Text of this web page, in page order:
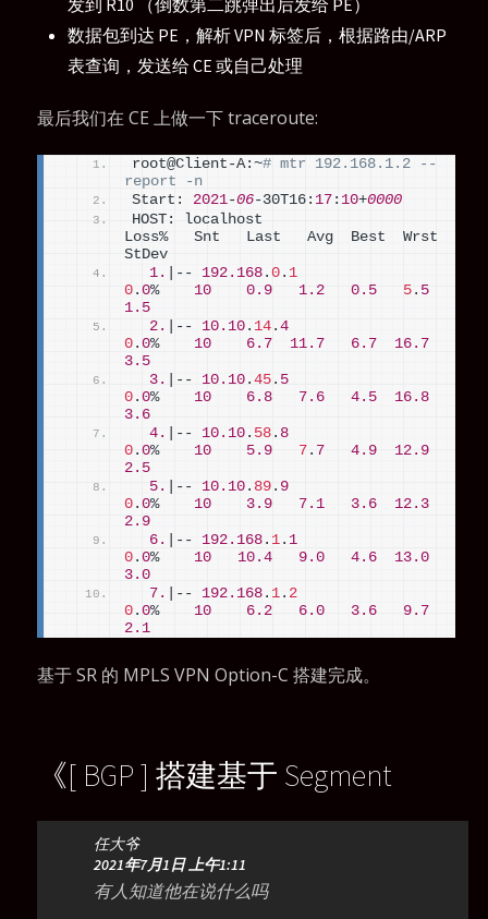
数据包到达 PE，解析 VPN 标签后，根据路由/ARP
表查询，发送给 CE 或自己处理
最后我们在 CE 上做一下 traceroute:
root@Client-A:~# mtr 192.168.1.2 --
report -n
Start: 2021-06-30T16: 17 : 10+0000
HOST: localhost
Loss%   Snt   Last   Avg  Best  Wrst
StDev
1.
|-- 192.168 .0 . 1
0 .0% 10 0.9 1.2 0.5 5 . 5
1.5
2.
|-- 10.10 . 14 .4
0 .0% 10 6.7 11.7 6.7
16.7
3.5
3.
|-- 10.10 .45 . 5
0 .0% 10 6.8 7.6 4.5
16.8
3.6
4.
|-- 10.10 . 58 . 8
0 .0% 10 5.9 7 . 7 4.9
12.9
2.5
5.
|-- 10.10 . 89 . 9
0 .0% 10 3.9 7.1 3.6
12.3
2.9
6.
|-- 192.168 . 1 . 1
0 .0% 10 10.4 9.0 4.6
13.0
3.0
7.
|-- 192.168 . 1 . 2
0 .0% 10 6.2 6.0 3.6
9.7
2.1
基于 SR 的 MPLS VPN Option-C 搭建完成。
《[ BGP ] 搭建基于 Segment
Routing 的 MPLS VPN Option-C.2》
有1个想法
任大爷
2021年7月1日 上午1:11
有人知道他在说什么吗